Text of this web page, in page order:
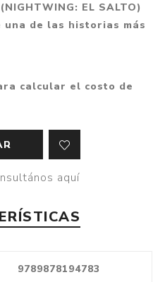
EL SALTO)
de las historias más
calcular el costo de
aquí
9789878194783